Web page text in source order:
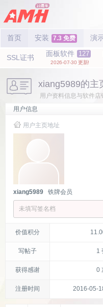
首页 安装 7.3 免费 演
SSL证书 面板软件 127
2026-07-30 更新!
xiang5989的主
用户资料信息与软件店
用户信息
用户主页地址
xiang5989 铁牌会员
未填写签名档
价值积分
写帖子 1
获得感谢 0
注册时间 2016-05-